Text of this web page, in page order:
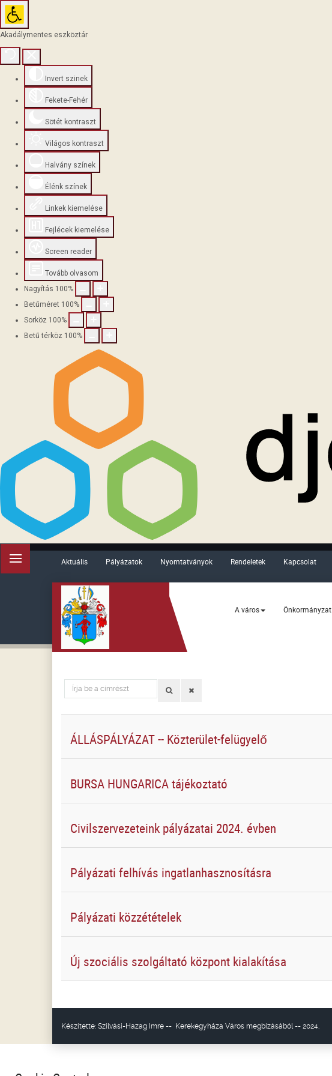
Akadálymentes eszköztár
Invert szinek
Fekete-Fehér
Sötét kontraszt
Világos kontraszt
Halvány színek
Élénk színek
Linkek kiemelése
Fejlécek kiemelése
Screen reader
Tovább olvasom
Nagyítás 100%
Betűméret 100%
Sorköz 100%
Betű térköz 100%
Aktuális Pályázatok Nyomtatványok Rendeletek Kapcsolat
A város Önkormányzat
Írja
be
ÁLLÁSPÁLYÁZAT -- Közterület-felügyelő
BURSA HUNGARICA tájékoztató
Civilszervezeteink pályázatai 2024. évben
Pályázati felhívás ingatlanhasznosításra
Pályázati közzétételek
Új szociális szolgáltató központ kialakítása
Készítette: Szilvási-Hazag Imre -- Kerekegyháza Város megbízásából -- 2024.